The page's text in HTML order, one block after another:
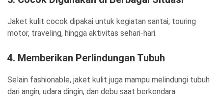
Jaket kulit cocok dipakai untuk kegiatan santai, touring
motor, traveling, hingga aktivitas sehari-hari.
4. Memberikan Perlindungan Tubuh
Selain fashionable, jaket kulit juga mampu melindungi tubuh
dari angin, udara dingin, dan debu saat berkendara.